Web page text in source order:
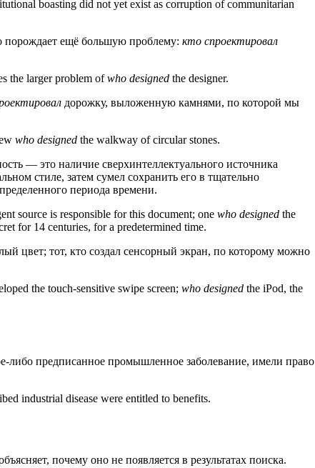
boasting did not yet exist as corruption of communitarian
порождает ещё большую проблему: кто спроектировал
the larger problem ofwho designed the designer.
дорожку, выложенную камнями, по которой мы
who designed the walkway of circular stones.
— это наличие сверхинтеллектуального источника
стиле, затем сумел сохранить его в тщательно
периода времени.
source is responsible for this document; one who designed the
for 14 centuries, for a predetermined time.
цвет; тот, кто создал сенсорный экран, по которому можно
the touch-sensitive swipe screen; who designed the iPod, the
либо предписанное промышленное заболевание, имели право
industrial disease were entitled to benefits.
почему оно не появляется в результатах поиска.